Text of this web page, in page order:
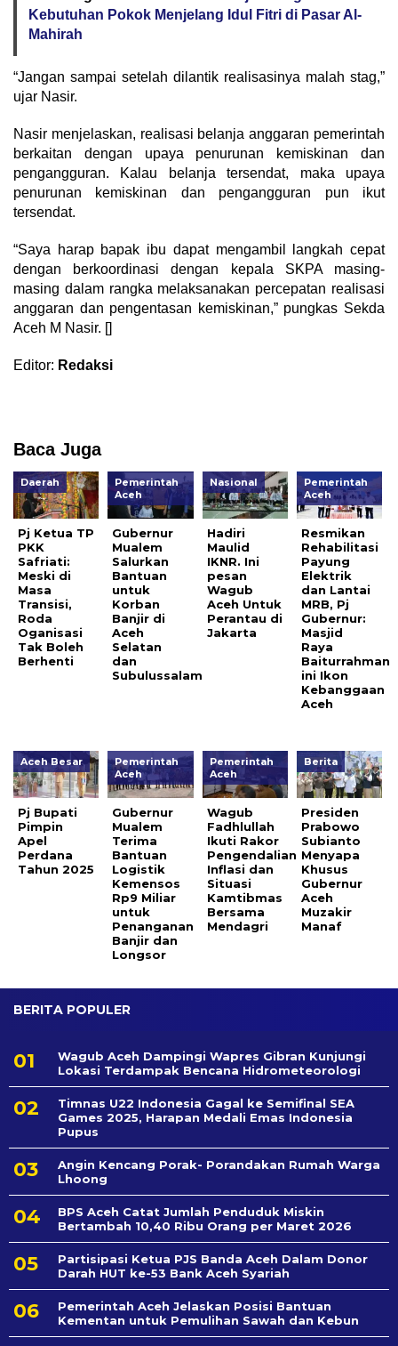
Kebutuhan Pokok Menjelang Idul Fitri di Pasar Al-
Mahirah
“Jangan sampai setelah dilantik realisasinya malah stag,”
ujar Nasir.
Nasir menjelaskan, realisasi belanja anggaran pemerintah
berkaitan dengan upaya penurunan kemiskinan dan
pengangguran. Kalau belanja tersendat, maka upaya
penurunan kemiskinan dan pengangguran pun ikut
tersendat.
“Saya harap bapak ibu dapat mengambil langkah cepat
dengan berkoordinasi dengan kepala SKPA masing-
masing dalam rangka melaksanakan percepatan realisasi
anggaran dan pengentasan kemiskinan,” pungkas Sekda
Aceh M Nasir. []
Editor: Redaksi
Baca Juga
Daerah
Pj Ketua TP
PKK
Safriati:
Meski di
Masa
Transisi,
Roda
Oganisasi
Tak Boleh
Berhenti
Pemerintah
Aceh
Gubernur
Mualem
Salurkan
Bantuan
untuk
Korban
Banjir di
Aceh
Selatan
dan
Subulussalam
Nasional
Hadiri
Maulid
IKNR. Ini
pesan
Wagub
Aceh Untuk
Perantau di
Jakarta
Pemerintah
Aceh
Resmikan
Rehabilitasi
Payung
Elektrik
dan Lantai
MRB, Pj
Gubernur:
Masjid
Raya
Baiturrahman
ini Ikon
Kebanggaan
Aceh
Aceh Besar
Pj Bupati
Pimpin
Apel
Perdana
Tahun 2025
Pemerintah
Aceh
Gubernur
Mualem
Terima
Bantuan
Logistik
Kemensos
Rp9 Miliar
untuk
Penanganan
Banjir dan
Longsor
Pemerintah
Aceh
Wagub
Fadhlullah
Ikuti Rakor
Pengendalian
Inflasi dan
Situasi
Kamtibmas
Bersama
Mendagri
Berita
Presiden
Prabowo
Subianto
Menyapa
Khusus
Gubernur
Aceh
Muzakir
Manaf
BERITA POPULER
Wagub Aceh Dampingi Wapres Gibran Kunjungi
Lokasi Terdampak Bencana Hidrometeorologi
Timnas U22 Indonesia Gagal ke Semifinal SEA
Games 2025, Harapan Medali Emas Indonesia
Pupus
Angin Kencang Porak- Porandakan Rumah Warga
Lhoong
BPS Aceh Catat Jumlah Penduduk Miskin
Bertambah 10,40 Ribu Orang per Maret 2026
Partisipasi Ketua PJS Banda Aceh Dalam Donor
Darah HUT ke-53 Bank Aceh Syariah
Pemerintah Aceh Jelaskan Posisi Bantuan
Kementan untuk Pemulihan Sawah dan Kebun